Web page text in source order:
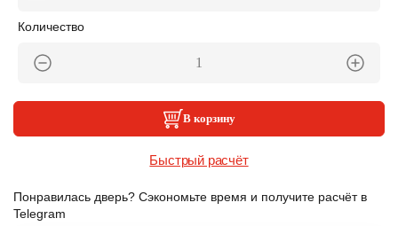
Количество
В корзину
Быстрый расчёт
Понравилась дверь? Сэкономьте время и получите расчёт в
Telegram